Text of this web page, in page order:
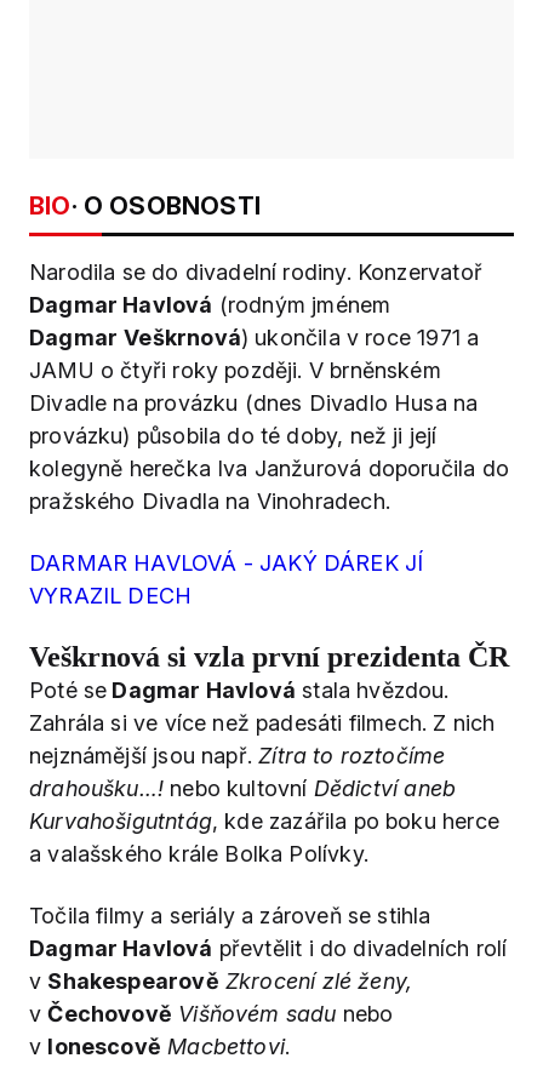
BIO· O OSOBNOSTI
Narodila se do divadelní rodiny. Konzervatoř
Dagmar Havlová (rodným jménem
Dagmar Veškrnová) ukončila v roce 1971 a
JAMU o čtyři roky později. V brněnském
Divadle na provázku (dnes Divadlo Husa na
provázku) působila do té doby, než ji její
kolegyně herečka Iva Janžurová doporučila do
pražského Divadla na Vinohradech.
DARMAR HAVLOVÁ - JAKÝ DÁREK JÍ
VYRAZIL DECH
Veškrnová si vzla první prezidenta ČR
Poté se Dagmar Havlová stala hvězdou.
Zahrála si ve více než padesáti filmech. Z nich
nejznámější jsou např.Zítra to roztočíme
drahoušku…! nebo kultovní Dědictví aneb
Kurvahošigutntág, kde zazářila po boku herce
a valašského krále Bolka Polívky.
Točila filmy a seriály a zároveň se stihla
Dagmar Havlová převtělit i do divadelních rolí
v Shakespearově Zkrocení zlé ženy,
vČechovově Višňovém sadu nebo
v Ionescově Macbettovi.